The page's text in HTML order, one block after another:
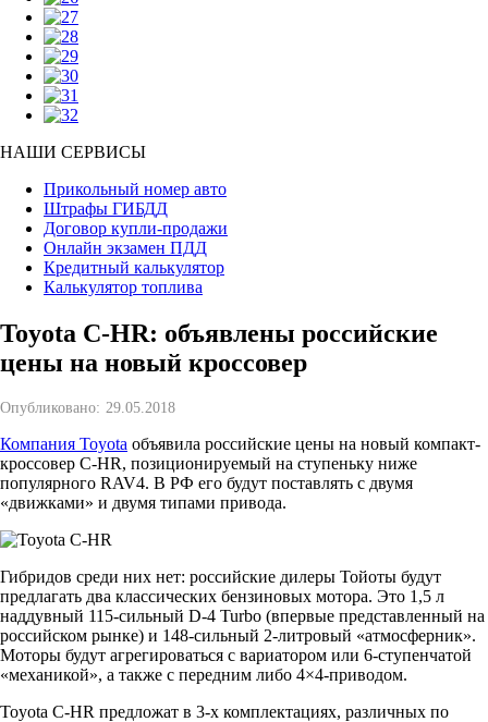
НАШИ СЕРВИСЫ
Прикольный номер авто
Штрафы ГИБДД
Договор купли-продажи
Онлайн экзамен ПДД
Кредитный калькулятор
Калькулятор топлива
Toyota C-HR: объявлены российские
цены на новый кроссовер
Опубликовано: 29.05.2018
Компания Toyota объявила российские цены на новый компакт-
кроссовер C-HR, позиционируемый на ступеньку ниже
популярного RAV4. В РФ его будут поставлять с двумя
«движками» и двумя типами привода.
Гибридов среди них нет: российские дилеры Тойоты будут
предлагать два классических бензиновых мотора. Это 1,5 л
наддувный 115-сильный D-4 Turbo (впервые представленный на
российском рынке) и 148-сильный 2-литровый «атмосферник».
Моторы будут агрегироваться с вариатором или 6-ступенчатой
«механикой», а также с передним либо 4×4-приводом.
Toyota C-HR предложат в 3-х комплектациях, различных по